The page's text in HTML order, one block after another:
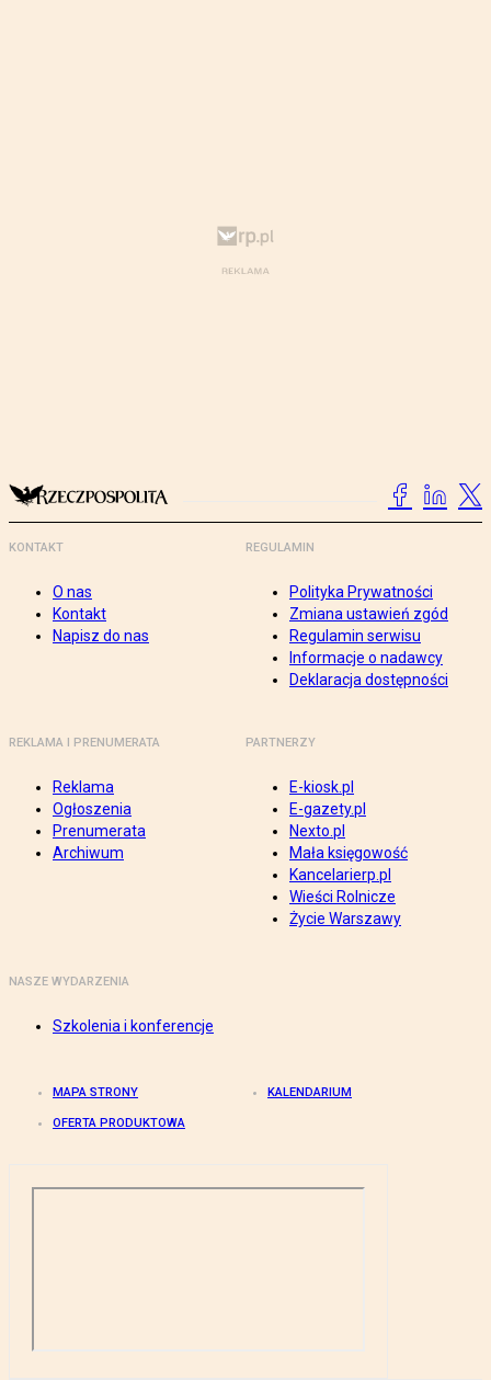
KONTAKT
O nas
Kontakt
Napisz do nas
REGULAMIN
Polityka Prywatności
Zmiana ustawień zgód
Regulamin serwisu
Informacje o nadawcy
Deklaracja dostępności
REKLAMA I PRENUMERATA
Reklama
Ogłoszenia
Prenumerata
Archiwum
PARTNERZY
E-kiosk.pl
E-gazety.pl
Nexto.pl
Mała księgowość
Kancelarierp.pl
Wieści Rolnicze
Życie Warszawy
NASZE WYDARZENIA
Szkolenia i konferencje
MAPA STRONY KALENDARIUM
OFERTA PRODUKTOWA